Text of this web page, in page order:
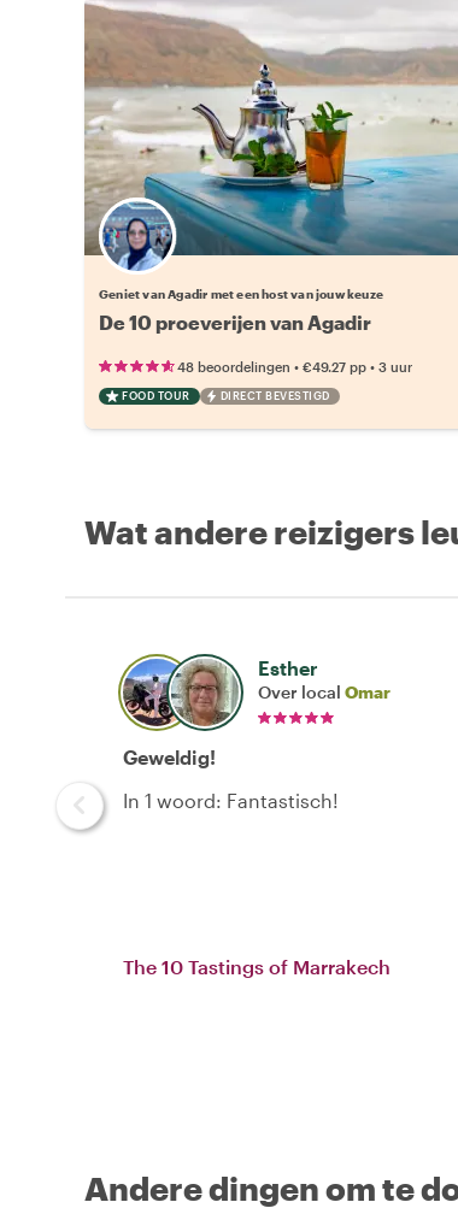
Kies jouw favoriete local
Geniet van Agadir met een host van jouw keuze
De 10 proeverijen van Agadir
48 beoordelingen • €49.27 pp • 3 uur
FOOD TOUR DIRECT BEVESTIGD
Wat andere reizigers
Esther
Over local Omar
Geweldig!
In 1 woord: Fantastisch!
The 10 Tastings of Marrakech
Andere dingen om te